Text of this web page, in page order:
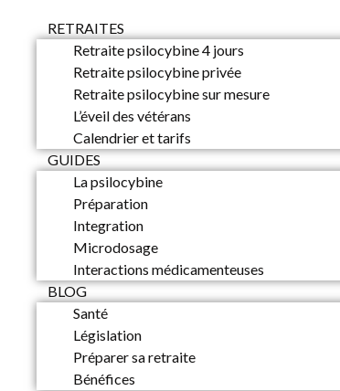
RETRAITES
Retraite psilocybine 4 jours
Retraite psilocybine privée
Retraite psilocybine sur mesure
L’éveil des vétérans
Calendrier et tarifs
GUIDES
La psilocybine
Préparation
Integration
Microdosage
Interactions médicamenteuses
BLOG
Santé
Législation
Préparer sa retraite
Bénéfices